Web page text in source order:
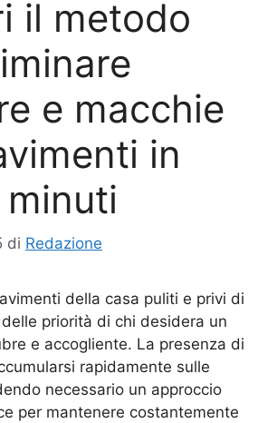
il metodo
e macchie
in
di Redazione
della casa puliti e privi di
priorità di chi desidera un
e accogliente. La presenza di
rapidamente sulle
necessario un approccio
per mantenere costantemente